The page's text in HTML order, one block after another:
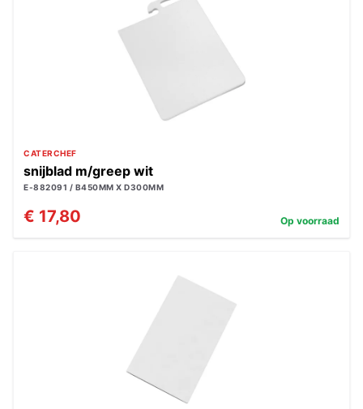
CATERCHEF
snijblad m/greep wit
E-882091 / B450MM X D300MM
€ 17,80 Op voorraad